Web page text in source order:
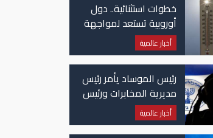
خطوات استثنائية.. دول
أوروبية تستعد لمواجهة
موجة حر غير مسبوقة
أخبار عالمية
رئيس الموساد يأمر رئيس
مديرية المخابرات ورئيس
قسم إيران بالاستقالة
أخبار عالمية